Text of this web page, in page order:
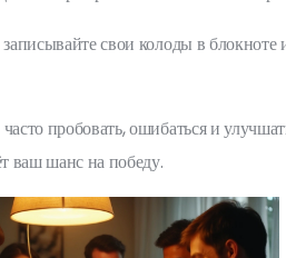
свои колоды в
пробовать, ошибаться и
ваш шанс на победу.